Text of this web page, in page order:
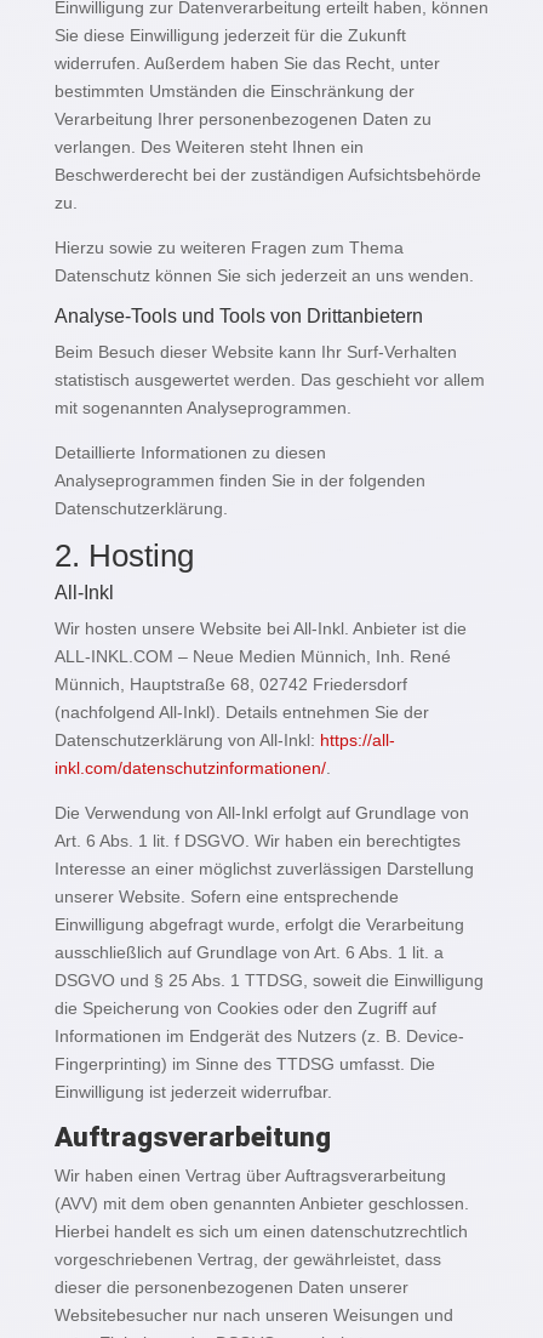
Einwilligung zur Datenverarbeitung erteilt haben, können
Sie diese Einwilligung jederzeit für die Zukunft
widerrufen. Außerdem haben Sie das Recht, unter
bestimmten Umständen die Einschränkung der
Verarbeitung Ihrer personenbezogenen Daten zu
verlangen. Des Weiteren steht Ihnen ein
Beschwerderecht bei der zuständigen Aufsichtsbehörde
zu.
Hierzu sowie zu weiteren Fragen zum Thema
Datenschutz können Sie sich jederzeit an uns wenden.
Analyse-Tools und Tools von Dritt­anbietern
Beim Besuch dieser Website kann Ihr Surf-Verhalten
statistisch ausgewertet werden. Das geschieht vor allem
mit sogenannten Analyseprogrammen.
Detaillierte Informationen zu diesen
Analyseprogrammen finden Sie in der folgenden
Datenschutzerklärung.
2. Hosting
All-Inkl
Wir hosten unsere Website bei All-Inkl. Anbieter ist die
ALL-INKL.COM – Neue Medien Münnich, Inh. René
Münnich, Hauptstraße 68, 02742 Friedersdorf
(nachfolgend All-Inkl). Details entnehmen Sie der
Datenschutzerklärung von All-Inkl: https://all-
inkl.com/datenschutzinformationen/.
Die Verwendung von All-Inkl erfolgt auf Grundlage von
Art. 6 Abs. 1 lit. f DSGVO. Wir haben ein berechtigtes
Interesse an einer möglichst zuverlässigen Darstellung
unserer Website. Sofern eine entsprechende
Einwilligung abgefragt wurde, erfolgt die Verarbeitung
ausschließlich auf Grundlage von Art. 6 Abs. 1 lit. a
DSGVO und § 25 Abs. 1 TTDSG, soweit die Einwilligung
die Speicherung von Cookies oder den Zugriff auf
Informationen im Endgerät des Nutzers (z. B. Device-
Fingerprinting) im Sinne des TTDSG umfasst. Die
Einwilligung ist jederzeit widerrufbar.
Auftragsverarbeitung
Wir haben einen Vertrag über Auftragsverarbeitung
(AVV) mit dem oben genannten Anbieter geschlossen.
Hierbei handelt es sich um einen datenschutzrechtlich
vorgeschriebenen Vertrag, der gewährleistet, dass
dieser die personenbezogenen Daten unserer
Websitebesucher nur nach unseren Weisungen und